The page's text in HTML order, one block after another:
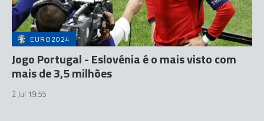
EURO2024
Jogo Portugal - Eslovénia é o mais visto com
mais de 3,5 milhões
2 Jul 19:55